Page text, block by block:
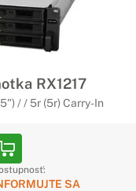
RX1217
/ / 5r (5r) Carry-In
SA